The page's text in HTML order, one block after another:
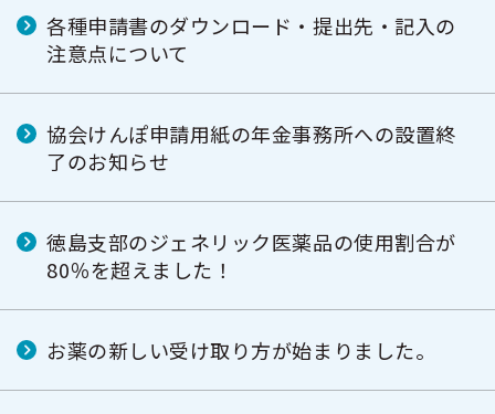
各種申請書のダウンロード・提出先・記入の
注意点について
協会けんぽ申請用紙の年金事務所への設置終
了のお知らせ
徳島支部のジェネリック医薬品の使用割合が
80％を超えました！
お薬の新しい受け取り方が始まりました。